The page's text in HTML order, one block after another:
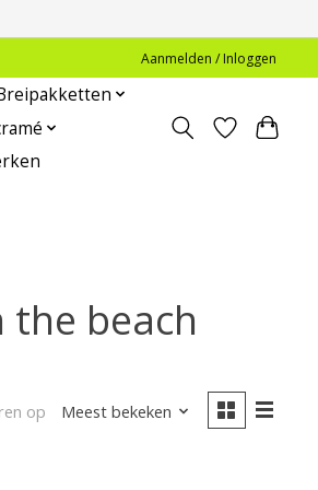
Aanmelden / Inloggen
the beach
op Meest bekeken